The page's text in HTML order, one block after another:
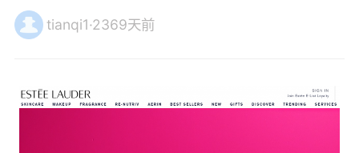
tianqi1·2369天前